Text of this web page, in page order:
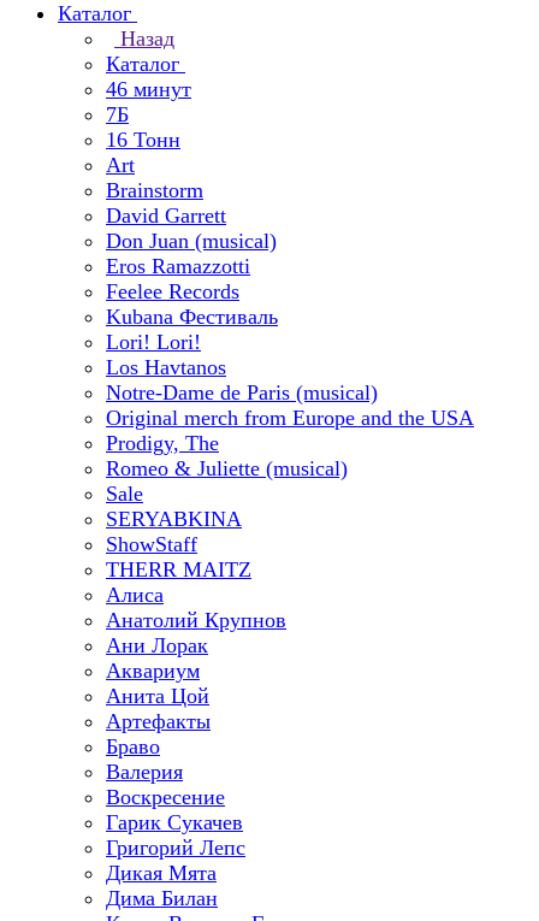
Каталог
Назад
Каталог
46 минут
7Б
16 Тонн
Art
Brainstorm
David Garrett
Don Juan (musical)
Eros Ramazzotti
Feelee Records
Kubana Фестиваль
Lori! Lori!
Los Havtanos
Notre-Dame de Paris (musical)
Original merch from Europe and the USA
Prodigy, The
Romeo & Juliette (musical)
Sale
SERYABKINA
ShowStaff
THERR MAITZ
Алиса
Анатолий Крупнов
Ани Лорак
Аквариум
Анита Цой
Артефакты
Браво
Валерия
Воскресение
Гарик Сукачев
Григорий Лепс
Дикая Мята
Дима Билан